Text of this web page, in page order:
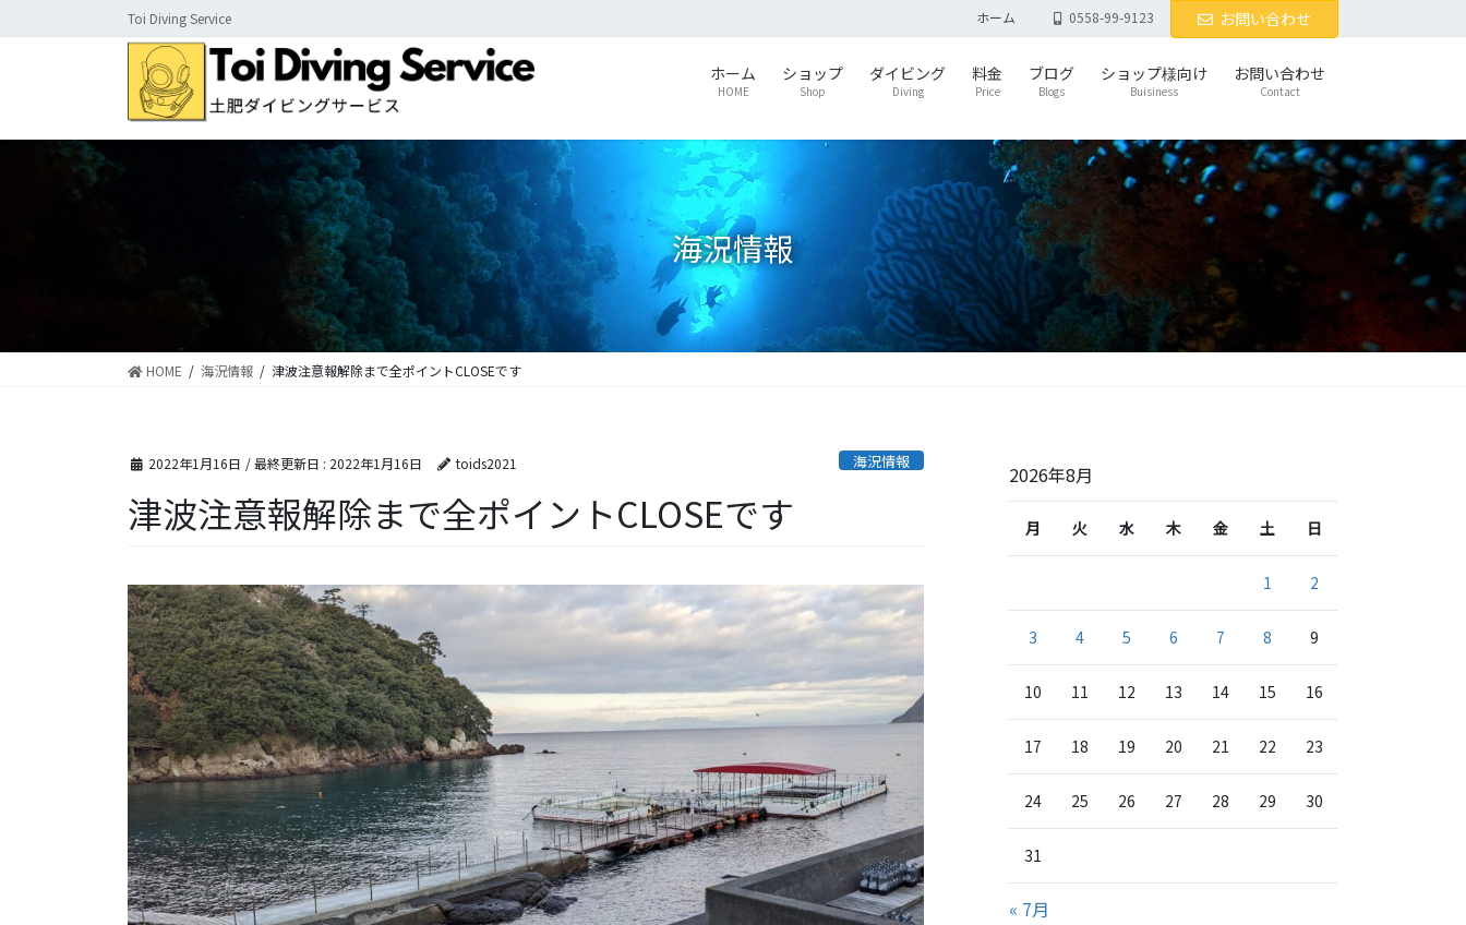
ン
に
ビ
ョ
Toi Diving Service ホーム 0558-99-9123 お問い合わせ
ホーム
HOME
ショップ
Shop
ダイビング
Diving
料金
Price
ブログ
Blogs
ショップ様向け
Buisiness
お問い合わせ
Contact
海況情報
HOME 海況情報 津波注意報解除まで全ポイントCLOSEです
2022年1月16日 / 最終更新日 : 2022年1月16日 toids2021 海況情報
津波注意報解除まで全ポイントCLOSEです
2026年8月
月 火 水 木 金 土 日
1 2
3 4 5 6 7 8 9
10 11 12 13 14 15 16
17 18 19 20 21 22 23
24 25 26 27 28 29 30
31
« 7月